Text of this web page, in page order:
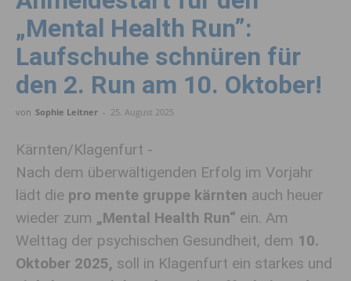
„Mental Health Run”:
Laufschuhe schnüren für
den 2. Run am 10. Oktober!
von Sophie Leitner - 25. August 2025
Kärnten/Klagenfurt -
Nach dem überwältigenden Erfolg im Vorjahr
lädt die pro mente gruppe kärnten auch heuer
wieder zum „Mental Health Run“ ein. Am
Welttag der psychischen Gesundheit, dem 10.
Oktober 2025, soll in Klagenfurt ein starkes und